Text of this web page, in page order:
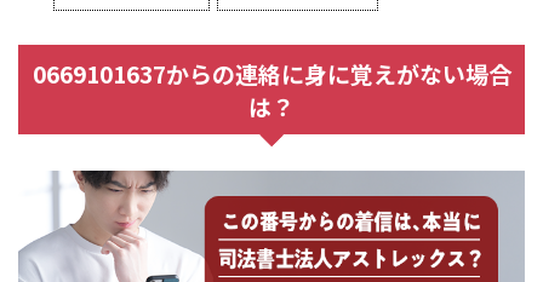
0669101637からの連絡に身に覚えがない場合
は？